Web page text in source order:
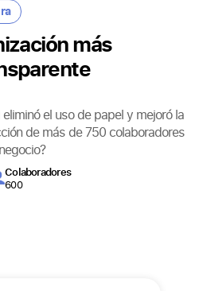
más
el uso de papel y mejoró la
de más de 750 colaboradores
Colaboradores
600